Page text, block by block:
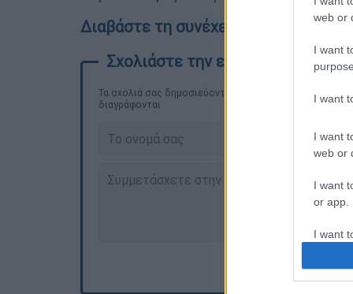
web or
I want
I want
I want
web or
I want
or app.
I want
I want
Διαβάστε τη συνέχεια στο imerisia.gr
Τα σχολιά σας δημοσιεύονται άμεσα με δική σας
διαγράφονται